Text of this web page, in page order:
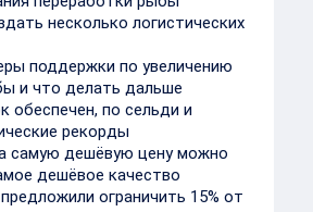
несколько логистических
поддержки по увеличению
и что делать дальше
обеспечен, по сельди и
рекорды
самую дешёвую цену можно
дешёвое качество
ограничить 15% от